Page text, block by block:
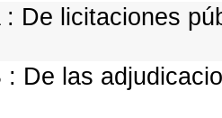
: De licitaciones
: De las